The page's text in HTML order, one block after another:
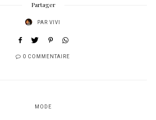
Partager
PAR VIVI
0 COMMENTAIRE
MODE